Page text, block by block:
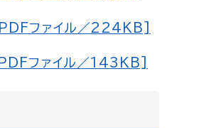
ファイル／224KB]
ファイル／143KB]